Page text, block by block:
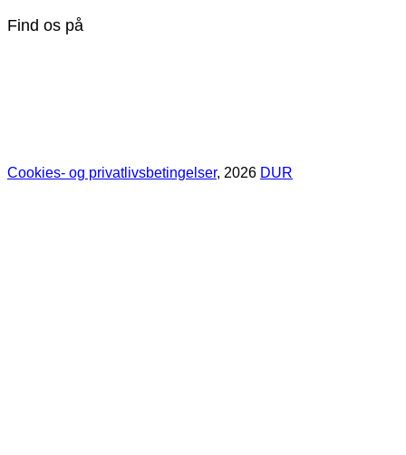
Find os på
Cookies- og privatlivsbetingelser, 2026 DUR